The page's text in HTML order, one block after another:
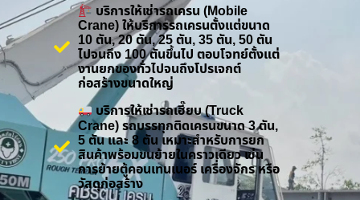
บริการให้เช่ารถเครน (Mobile
Crane) ให้บริการรถเครนตั้งแต่ขนาด
10 ตัน, 20 ตัน, 25 ตัน, 35 ตัน, 50 ตัน
ไปจนถึง 100 ตันขึ้นไป ตอบโจทย์ตั้งแต่
งานยกของทั่วไปจนถึงโปรเจกต์
ก่อสร้างขนาดใหญ่
บริการให้เช่ารถเฮี๊ยบ (Truck
Crane) รถบรรทุกติดเครนขนาด 3 ตัน,
5 ตัน และ 8 ตัน เหมาะสำหรับการยก
สินค้าพร้อมขนย้ายในคราวเดียว เช่น
การย้ายตู้คอนเทนเนอร์ เครื่องจักร หรือ
วัสดุก่อสร้าง